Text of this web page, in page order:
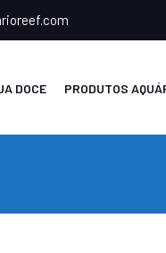
DOCE PRODUTOS